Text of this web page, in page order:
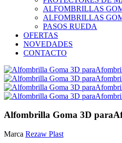
ALFOMBRILLAS
ALFOMBRILLAS
PASOS RUEDA
OFERTAS
NOVEDADES
CONTACTO
Alfombrilla Goma 3D
Marca Rezaw Plast